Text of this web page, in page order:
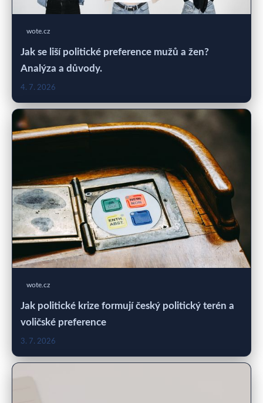
wote.cz
Jak se liší politické preference mužů a žen?
Analýza a důvody.
4. 7. 2026
wote.cz
Jak politické krize formují český politický terén a
voličské preference
3. 7. 2026